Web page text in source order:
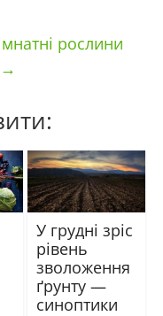
рослини
→
У грудні зріс
рівень
зволоження
ґрунту —
синоптики